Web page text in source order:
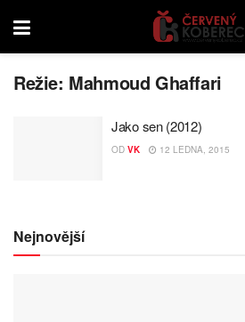
Režie: Mahmoud Ghaffari
Jako sen (2012)
OD VK 12 LEDNA, 2015
Nejnovější